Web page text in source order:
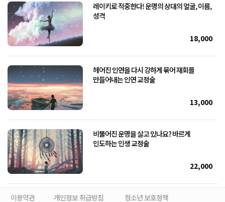
레이키로 적중한다! 운명의 상대의 얼굴, 이름,
성격
18,000
헤어진 인연을 다시 강하게 묶어 재회를
만들어내는 인연 교정술
13,000
비뚤어진 운명을 살고 있나요? 바르게
인도하는 인생 교정술
22,000
이용약관 개인정보 취급방침 청소년 보호정책